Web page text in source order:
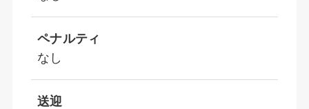
ペナルティ
なし
送迎